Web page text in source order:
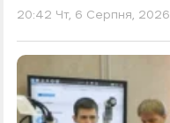
20:42 Чт, 6 Серпня, 2026